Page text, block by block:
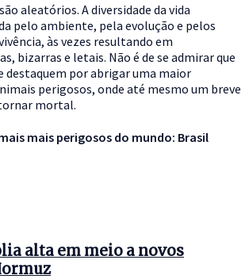
aleatórios. A diversidade da vida
pelo ambiente, pela evolução e pelos
às vezes resultando em
bizarras e letais. Não é de se admirar que
destaquem por abrigar uma maior
perigosos, onde até mesmo um breve
mortal.
mais perigosos do mundo: Brasil
alta em meio a novos